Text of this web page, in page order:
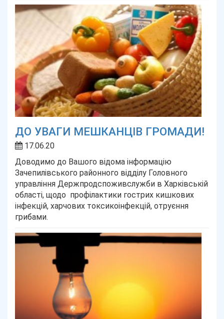
ДО УВАГИ МЕШКАНЦІВ ГРОМАДИ!
17.06.20
Доводимо до Вашого відома інформацію
Зачепилівського районного відділу Головного
управління Держпродспоживслужби в Харківській
області, щодо профілактики гострих кишкових
інфекцій, харчових токсикоінфекцій, отруєння
грибами.